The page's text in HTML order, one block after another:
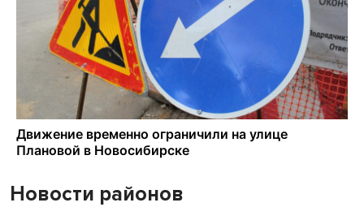
Новости районов